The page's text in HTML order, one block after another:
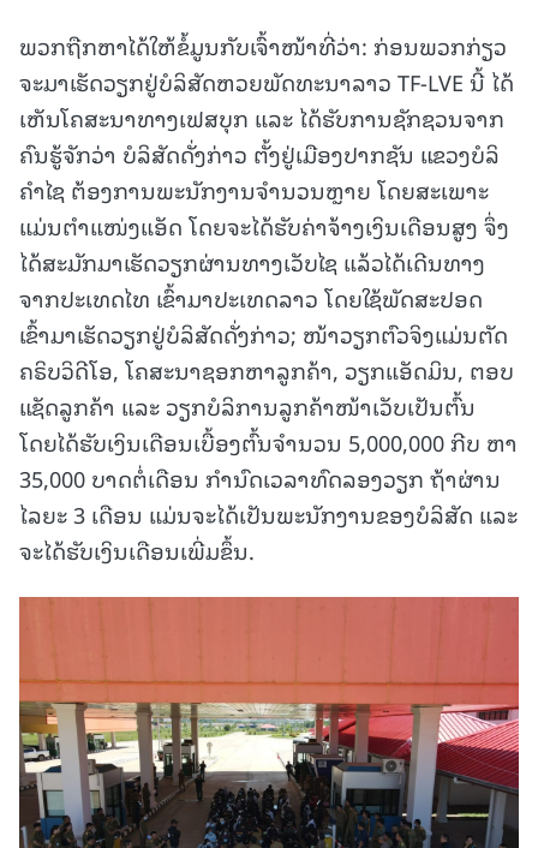
ພວກຖືກຫາໄດ້ໃຫ້ຂໍ້ມູນກັບເຈົ້າໜ້າທີ່ວ່າ: ກ່ອນພວກກ່ຽວ
ຈະມາເຮັດວຽກຢູ່ບໍລິສັດຫວຍພັດທະນາລາວ TF-LVE ນີ້ ໄດ້
ເຫັນໂຄສະນາທາງເຟສບຸກ ແລະ ໄດ້ຮັບການຊັກຊວນຈາກ
ຄົນຮູ້ຈັກວ່າ ບໍລິສັດດັ່ງກ່າວ ຕັ້ງຢູ່ເມືອງປາກຊັນ ແຂວງບໍລິ
ຄໍາໄຊ ຕ້ອງການພະນັກງານຈໍານວນຫຼາຍ ໂດຍສະເພາະ
ແມ່ນຕຳແໜ່ງແອັດ ໂດຍຈະໄດ້ຮັບຄ່າຈ້າງເງິນເດືອນສູງ ຈຶ່ງ
ໄດ້ສະມັກມາເຮັດວຽກຜ່ານທາງເວັບໄຊ ແລ້ວໄດ້ເດີນທາງ
ຈາກປະເທດໄທ ເຂົ້າມາປະເທດລາວ ໂດຍໃຊ້ພັດສະປອດ
ເຂົ້າມາເຮັດວຽກຢູ່ບໍລິສັດດັ່ງກ່າວ; ໜ້າວຽກຕົວຈິງແມ່ນຕັດ
ຄຣິບວິດີໂອ, ໂຄສະນາຊອກຫາລູກຄ້າ, ວຽກແອັດມິນ, ຕອບ
ແຊັດລູກຄ້າ ແລະ ວຽກບໍລິການລູກຄ້າໜ້າເວັບເປັນຕົ້ນ
ໂດຍໄດ້ຮັບເງິນເດືອນເບື້ອງຕົ້ນຈໍານວນ 5,000,000 ກີບ ຫາ
35,000 ບາດຕໍ່ເດືອນ ກໍານົດເວລາທົດລອງວຽກ ຖ້າຜ່ານ
ໄລຍະ 3 ເດືອນ ແມ່ນຈະໄດ້ເປັນພະນັກງານຂອງບໍລິສັດ ແລະ
ຈະໄດ້ຮັບເງິນເດືອນເພີ່ມຂຶ້ນ.